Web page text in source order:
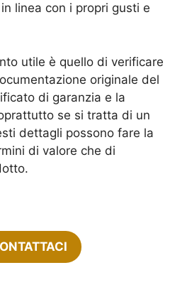
linea con i propri gusti e
utile è quello di verificare
originale del
di garanzia e la
se si tratta di un
dettagli possono fare la
di valore che di